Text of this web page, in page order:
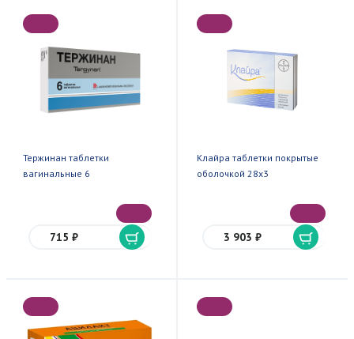
Тержинан таблетки
вагинальные 6
715 ₽
Клайра таблетки покрытые
оболочкой 28х3
3 903 ₽